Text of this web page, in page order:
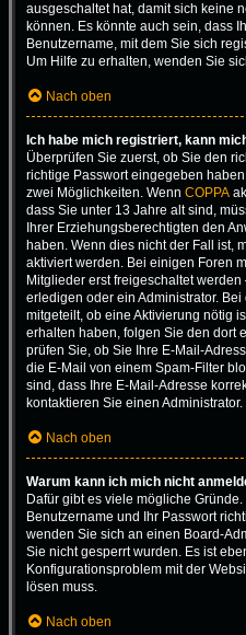
ausgeschaltet hat, damit sich keine
können. Es könnte auch sein, dass
Benutzername, mit dem Sie sich
Um Hilfe zu erhalten, wenden Sie
Nach oben
Ich habe mich registriert, kann
Überprüfen Sie zuerst, ob Sie den
richtige Passwort eingegeben
zwei Möglichkeiten. Wenn COPPA
dass Sie unter 13 Jahre alt sind,
Ihrer Erziehungsberechtigten den
haben. Wenn dies nicht der Fall ist,
aktiviert werden. Bei einigen Foren
Mitglieder erst freigeschaltet
erledigen oder ein Administrator.
mitgeteilt, ob eine Aktivierung nötig
erhalten haben, folgen Sie den dort
prüfen Sie, ob Sie Ihre E-Mail-
die E-Mail von einem Spam-Filter
sind, dass Ihre E-Mail-Adresse
kontaktieren Sie einen Administrator.
Nach oben
Warum kann ich mich nicht
Dafür gibt es viele mögliche
Benutzername und Ihr Passwort
wenden Sie sich an einen Board-
Sie nicht gesperrt wurden. Es ist
Konfigurationsproblem mit der
lösen muss.
Nach oben